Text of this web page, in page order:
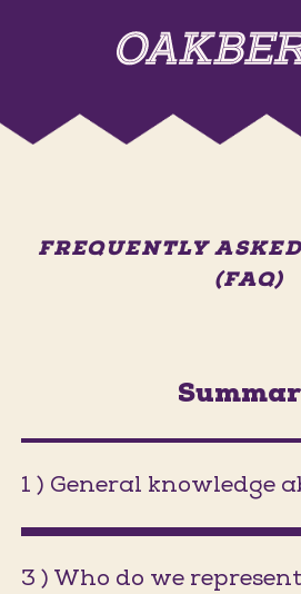
FREQUENTLY
(FAQ)
1 ) General knowledge
3 ) Who do we